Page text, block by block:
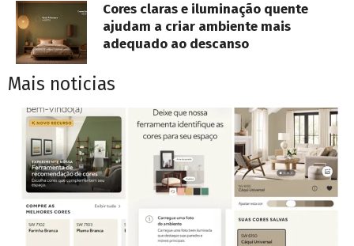
Cores claras e iluminação quente
ajudam a criar ambiente mais
adequado ao descanso
Mais noticias